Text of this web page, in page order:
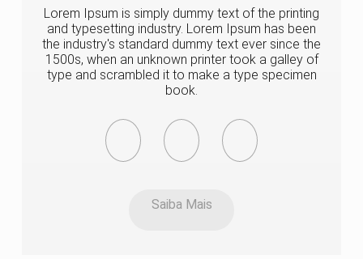
Lorem Ipsum is simply dummy text of the printing
and typesetting industry. Lorem Ipsum has been
the industry's standard dummy text ever since the
1500s, when an unknown printer took a galley of
type and scrambled it to make a type specimen
book.
Saiba Mais